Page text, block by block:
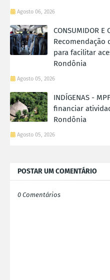
Agosto 06, 2026
CONSUMIDOR E
Recomendação
para facilitar
Rondônia
Agosto 05, 2026
INDÍGENAS -
financiar
Rondônia
Agosto 05, 2026
POSTAR UM COMENTÁRIO
0 Comentários